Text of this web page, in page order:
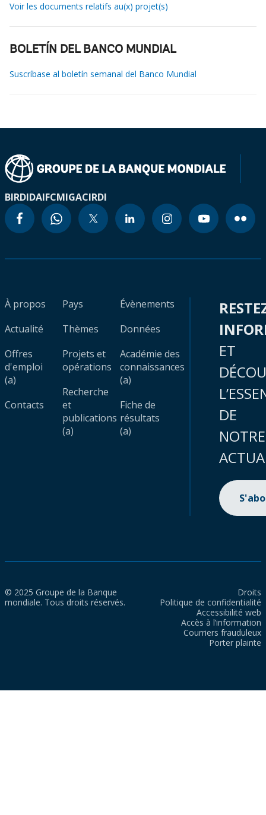
Voir les documents relatifs au(x) projet(s)
BOLETÍN DEL BANCO MUNDIAL
Suscríbase al boletín semanal del Banco Mundial
BIRDIDAIFCMIGACIRDI
À propos
Actualité
Offres
d'emploi
(a)
Contacts
Pays
Thèmes
Projets et
opérations
Recherche
et
publications
(a)
Évènements
Données
Académie des
connaissances
(a)
Fiche de
résultats
(a)
ET
DE
NOTRE
© 2025 Groupe de la Banque
mondiale. Tous droits réservés.
Droits
Politique de confidentialité
Accessibilité web
Accès à l’information
Courriers frauduleux
Porter plainte